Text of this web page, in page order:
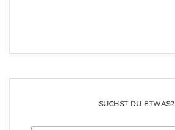
SUCHST DU ETWAS?